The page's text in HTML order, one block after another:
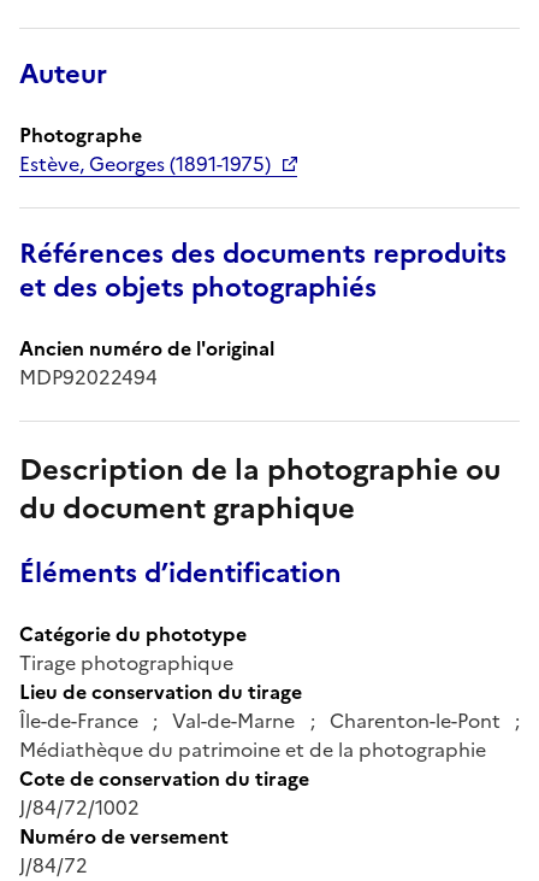
Auteur
Photographe
Estève, Georges (1891-1975)
Références des documents reproduits
et des objets photographiés
Ancien numéro de l'original
MDP92022494
Description de la photographie ou
du document graphique
Éléments d’identification
Catégorie du phototype
Tirage photographique
Lieu de conservation du tirage
Île-de-France ; Val-de-Marne ; Charenton-le-Pont ;
Médiathèque du patrimoine et de la photographie
Cote de conservation du tirage
J/84/72/1002
Numéro de versement
J/84/72